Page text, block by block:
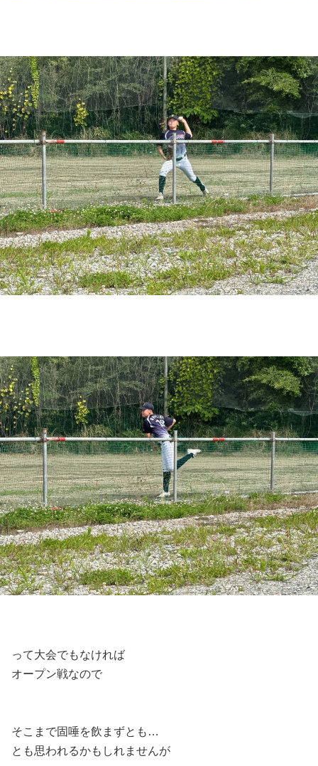
って大会でもなければ
オープン戦なので
そこまで固唾を飲まずとも…
とも思われるかもしれませんが